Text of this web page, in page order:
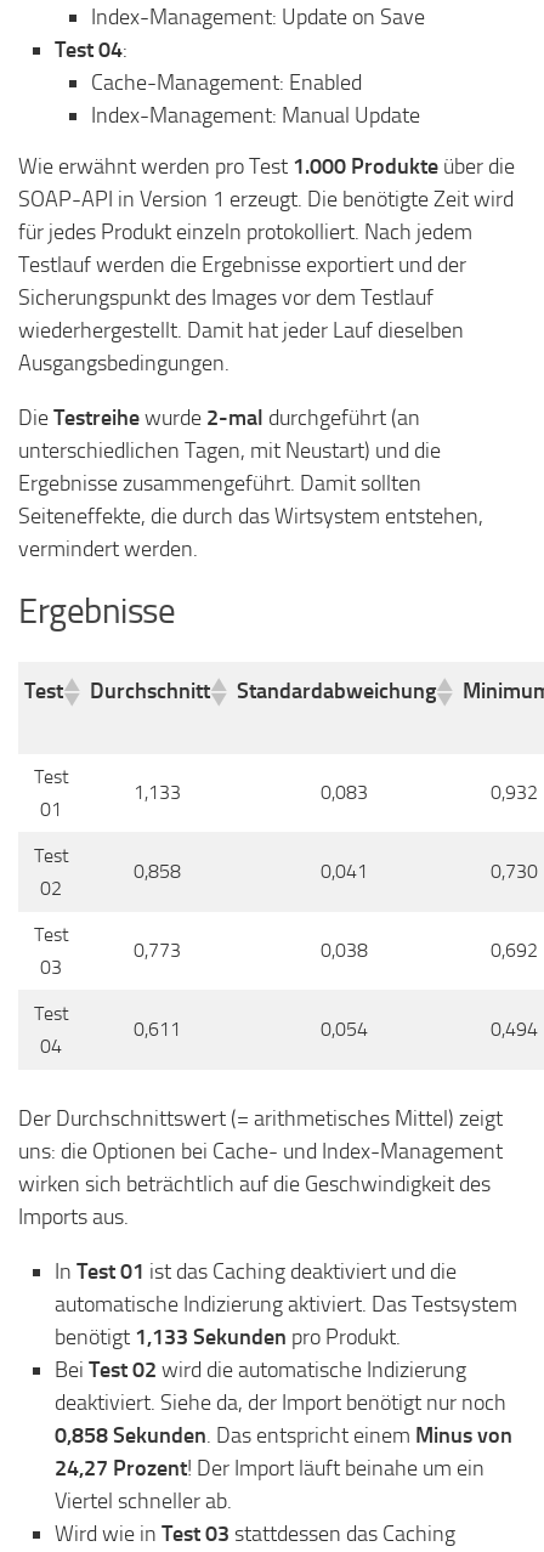
Index-Management: Update on Save
Test 04:
Cache-Management: Enabled
Index-Management: Manual Update
Wie erwähnt werden pro Test 1.000 Produkte über die
SOAP-API in Version 1 erzeugt. Die benötigte Zeit wird
für jedes Produkt einzeln protokolliert. Nach jedem
Testlauf werden die Ergebnisse exportiert und der
Sicherungspunkt des Images vor dem Testlauf
wiederhergestellt. Damit hat jeder Lauf dieselben
Ausgangsbedingungen.
DieTestreihewurde 2-mal durchgeführt (an
unterschiedlichen Tagen, mit Neustart) und die
Ergebnisse zusammengeführt. Damit sollten
Seiteneffekte, die durch das Wirtsystem entstehen,
vermindert werden.
Ergebnisse
Test Durchschnitt Standardabweichung
Test
01
1,133 0,083 0,932
Test
02
0,858 0,041 0,730
Test
03
0,773 0,038 0,692
Test
04
0,611 0,054 0,494
Der Durchschnittswert (= arithmetisches Mittel) zeigt
uns: die Optionen bei Cache- und Index-Management
wirken sich beträchtlich auf die Geschwindigkeit des
Imports aus.
In Test 01 ist das Caching deaktiviert und die
automatische Indizierung aktiviert. Das Testsystem
benötigt 1,133 Sekunden pro Produkt.
Bei Test 02 wird die automatische Indizierung
deaktiviert. Siehe da, der Import benötigt nur noch
0,858 Sekunden. Das entspricht einem Minus von
24,27 Prozent! Der Import läuft beinahe um ein
Viertel schneller ab.
Wird wie in Test 03 stattdessen das Caching